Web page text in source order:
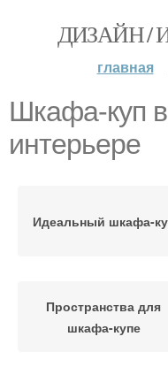
ДИЗАЙН /
главная
Шкафа-куп
интерьере
Идеальный шкафа-
Пространства для
шкафа-купе